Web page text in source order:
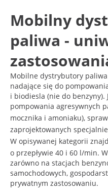
Mobilny
paliwa -
Mobilne dystrybutory
nadające się do
i biodiesla (nie do
pompowania agresywnych
mocznika i amoniaku),
zaprojektowanych
W opisywanej kategorii
o przepływie 40 i 60 l/min.
zarówno na stacjach
samochodowych,
prywatnym zastosowaniu.